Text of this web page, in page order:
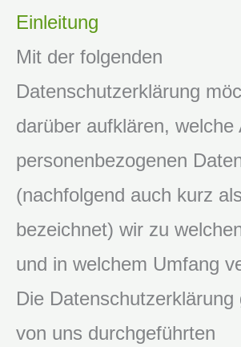
Einleitung
Mit der folgenden
Datenschutzerklärung
darüber aufklären, welche
personenbezogenen
(nachfolgend auch kurz
bezeichnet) wir zu
und in welchem Umfang
Die Datenschutzerklärung
von uns durchgeführten